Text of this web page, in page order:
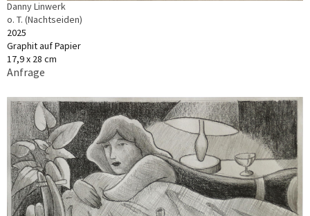
Danny Linwerk
o. T. (Nachtseiden)
2025
Graphit auf Papier
17,9 x 28 cm
Anfrage